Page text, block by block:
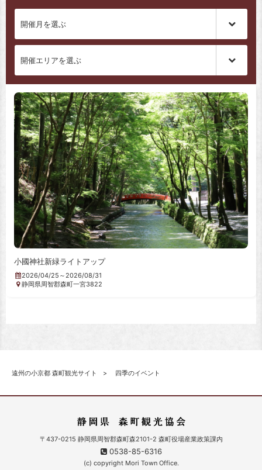
開催月を選ぶ
開催エリアを選ぶ
小國神社新緑ライトアップ
2026/04/25～2026/08/31
静岡県周智郡森町一宮3822
遠州の小京都 森町観光サイト 四季のイベント
〒437-0215 静岡県周智郡森町森2101-2 森町役場産業政策課内
0538-85-6316
(c) copyright Mori Town Office.